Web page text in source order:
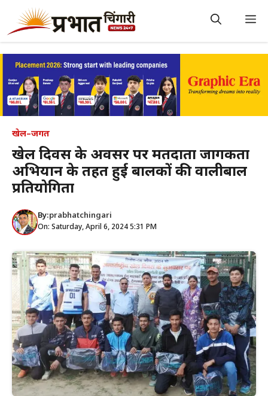
content
खेल–जगत
खेल दिवस के अवसर पर मतदाता जागरूकता
अभियान के तहत हुई बालकों की वालीबाल
प्रतियोगिता
By:prabhatchingari
On: Saturday, April 6, 2024 5:31 PM